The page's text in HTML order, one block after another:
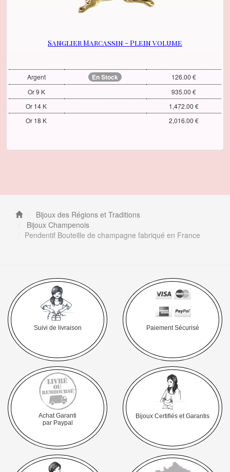
Sanglier Marcassin - Plein volume
Argent En Stock
126.00 €
Or 9 K
935.00 €
Or 14 K
1,472.00 €
Or 18 K
2,016.00 €
Bijoux des Régions et Traditions
Bijoux Champenois
Pendentif Bouteille de champagne fabriqué en France
Suivi de livraison Paiement Sécurisé
Achat Garanti
par Paypal
Bijoux Certifiés et Garantis